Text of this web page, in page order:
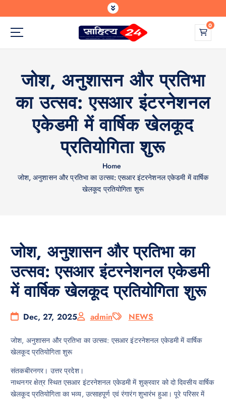
k
t
Where Every Writer Finds a Voice
0
जोश, अनुशासन और प्रतिभा
का उत्सव: एसआर इंटरनेशनल
एकेडमी में वार्षिक खेलकूद
प्रतियोगिता शुरू
Home
जोश, अनुशासन और प्रतिभा का उत्सव: एसआर इंटरनेशनल एकेडमी में वार्षिक
खेलकूद प्रतियोगिता शुरू
जोश, अनुशासन और प्रतिभा का
उत्सव: एसआर इंटरनेशनल एकेडमी
में वार्षिक खेलकूद प्रतियोगिता शुरू
Dec, 27, 2025 admin NEWS
जोश, अनुशासन और प्रतिभा का उत्सव: एसआर इंटरनेशनल एकेडमी में वार्षिक
खेलकूद प्रतियोगिता शुरू
संतकबीरनगर। उत्तर प्रदेश।
नाथनगर क्षेत्र स्थित एसआर इंटरनेशनल एकेडमी में शुक्रवार को दो दिवसीय वार्षिक
खेलकूद प्रतियोगिता का भव्य, उत्साहपूर्ण एवं रंगारंग शुभारंभ हुआ। पूरे परिसर में